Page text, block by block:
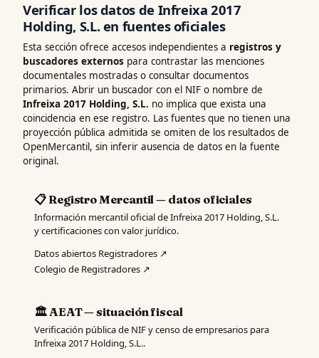
Verificar los datos de Infreixa 2017
Holding, S.L. en fuentes oficiales
Esta sección ofrece accesos independientes a registros y
buscadores externos para contrastar las menciones
documentales mostradas o consultar documentos
primarios. Abrir un buscador con el NIF o nombre de
Infreixa 2017 Holding, S.L. no implica que exista una
coincidencia en ese registro. Las fuentes que no tienen una
proyección pública admitida se omiten de los resultados de
OpenMercantil, sin inferir ausencia de datos en la fuente
original.
📋 Registro Mercantil — datos oficiales
Información mercantil oficial de Infreixa 2017 Holding, S.L.
y certificaciones con valor jurídico.
Datos abiertos Registradores ↗
Colegio de Registradores ↗
🏛️ AEAT — situación fiscal
Verificación pública de NIF y censo de empresarios para
Infreixa 2017 Holding, S.L..